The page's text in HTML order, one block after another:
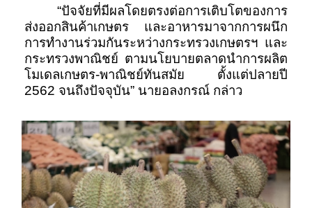
“ปัจจัยที่มีผลโดยตรงต่อการเติบโตของการ
ส่งออกสินค้าเกษตร และอาหารมาจากการผนึก
การทำงานร่วมกันระหว่างกระทรวงเกษตรฯ และ
กระทรวงพาณิชย์ ตามนโยบายตลาดนำการผลิต
โมเดลเกษตร-พาณิชย์ทันสมัย ตั้งแต่ปลายปี
2562 จนถึงปัจจุบัน” นายอลงกรณ์ กล่าว